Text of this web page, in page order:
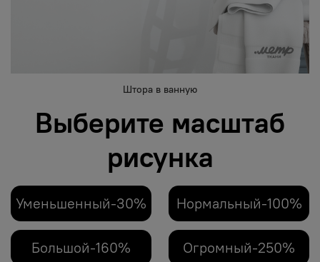
Штора в ванную
Выберите масштаб
рисунка
Уменьшенный-30% Нормальный-100%
Большой-160% Огромный-250%